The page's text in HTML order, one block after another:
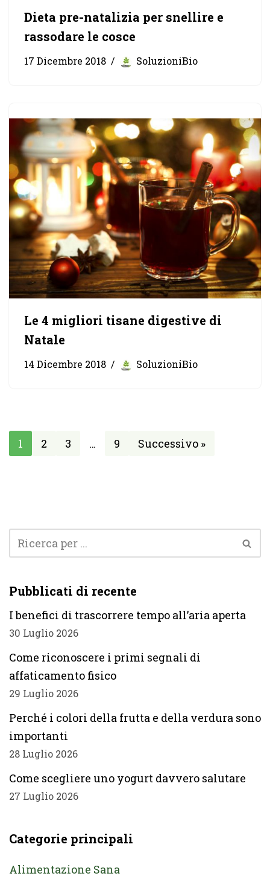
Dieta pre-natalizia per snellire e
rassodare le cosce
17 Dicembre 2018 SoluzioniBio
Le 4 migliori tisane digestive di
Natale
14 Dicembre 2018 SoluzioniBio
1 2 3 … 9 Successivo »
Pubblicati di recente
I benefici di trascorrere tempo all’aria aperta
30 Luglio 2026
Come riconoscere i primi segnali di
affaticamento fisico
29 Luglio 2026
Perché i colori della frutta e della verdura sono
importanti
28 Luglio 2026
Come scegliere uno yogurt davvero salutare
27 Luglio 2026
Categorie principali
Alimentazione Sana